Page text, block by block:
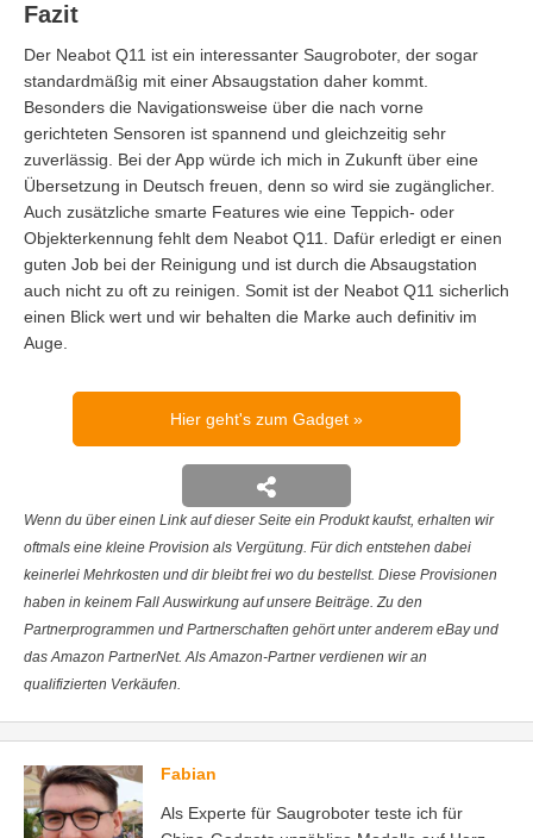
Fazit
Der Neabot Q11 ist ein interessanter Saugroboter, der sogar
standardmäßig mit einer Absaugstation daher kommt.
Besonders die Navigationsweise über die nach vorne
gerichteten Sensoren ist spannend und gleichzeitig sehr
zuverlässig. Bei der App würde ich mich in Zukunft über eine
Übersetzung in Deutsch freuen, denn so wird sie zugänglicher.
Auch zusätzliche smarte Features wie eine Teppich- oder
Objekterkennung fehlt dem Neabot Q11. Dafür erledigt er einen
guten Job bei der Reinigung und ist durch die Absaugstation
auch nicht zu oft zu reinigen. Somit ist der Neabot Q11 sicherlich
einen Blick wert und wir behalten die Marke auch definitiv im
Auge.
Hier geht's zum Gadget
Wenn du über einen Link auf dieser Seite ein Produkt kaufst, erhalten wir
oftmals eine kleine Provision als Vergütung. Für dich entstehen dabei
keinerlei Mehrkosten und dir bleibt frei wo du bestellst. Diese Provisionen
haben in keinem Fall Auswirkung auf unsere Beiträge. Zu den
Partnerprogrammen und Partnerschaften gehört unter anderem eBay und
das Amazon PartnerNet. Als Amazon-Partner verdienen wir an
qualifizierten Verkäufen.
Fabian
Als Experte für Saugroboter teste ich für